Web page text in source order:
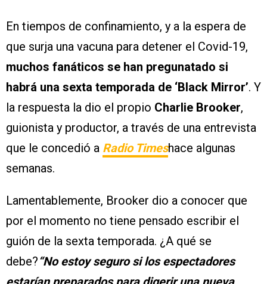
En tiempos de confinamiento, y a la espera de
que surja una vacuna para detener el Covid-19,
muchos fanáticos se han pregunatado si
habrá una sexta temporada de ‘Black Mirror’. Y
la respuesta la dio el propio Charlie Brooker,
guionista y productor, a través de una entrevista
que le concedió a Radio Timeshace algunas
semanas.
Lamentablemente, Brooker dio a conocer que
por el momento no tiene pensado escribir el
guión de la sexta temporada. ¿A qué se
debe?“No estoy seguro si los espectadores